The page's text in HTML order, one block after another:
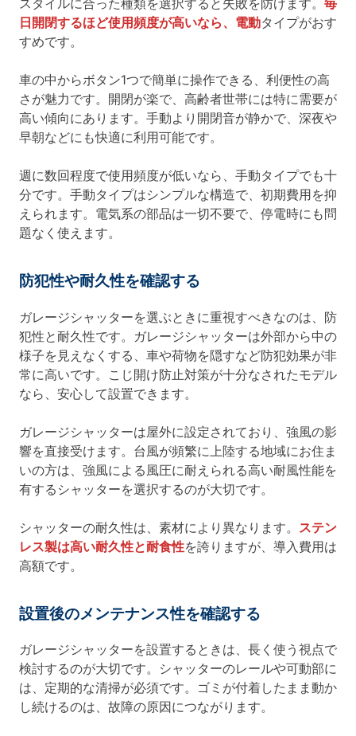
日開閉するほど使用頻度が高いなら、電動タイプがおす
すめです。
車の中からボタン1つで簡単に操作できる、利便性の高
さが魅力です。開閉が楽で、高齢者世帯には特に需要が
高い傾向にあります。手動より開閉音が静かで、深夜や
早朝などにも快適に利用可能です。
週に数回程度で使用頻度が低いなら、手動タイプでも十
分です。手動タイプはシンプルな構造で、初期費用を抑
えられます。電気系の部品は一切不要で、停電時にも問
題なく使えます。
防犯性や耐久性を確認する
ガレージシャッターを選ぶときに重視すべきなのは、防
犯性と耐久性です。ガレージシャッターは外部から中の
様子を見えなくする、車や荷物を隠すなど防犯効果が非
常に高いです。こじ開け防止対策が十分なされたモデル
なら、安心して設置できます。
ガレージシャッターは屋外に設定されており、強風の影
響を直接受けます。台風が頻繁に上陸する地域にお住ま
いの方は、強風による風圧に耐えられる高い耐風性能を
有するシャッターを選択するのが大切です。
シャッターの耐久性は、素材により異なります。 ステン
レス製は高い耐久性と耐食性を誇りますが、導入費用は
高額です。
設置後のメンテナンス性を確認する
ガレージシャッターを設置するときは、長く使う視点で
検討するのが大切です。シャッターのレールや可動部に
は、定期的な清掃が必須です。ゴミが付着したまま動か
し続けるのは、故障の原因につながります。